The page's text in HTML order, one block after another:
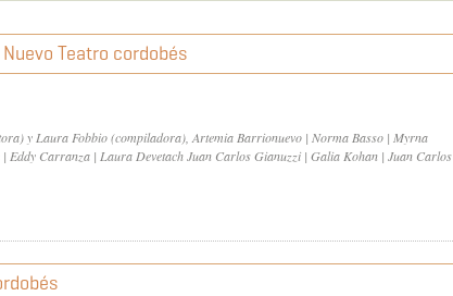
Teatro cordobés
y Laura Fobbio (compiladora), Artemia Barrionuevo | Norma Basso | Myrna
Eddy Carranza | Laura Devetach Juan Carlos Gianuzzi | Galia Kohan | Juan Carlos